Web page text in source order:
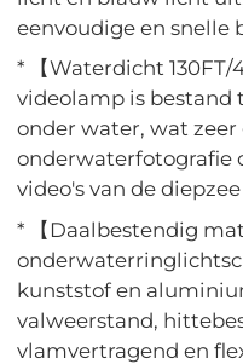
eenvoudige en snelle
* 【Waterdicht
videolamp is bestand
onder water, wat zeer
onderwaterfotografie
video's van de
* 【Daalbestendig
kunststof en
valweerstand,
vlamvertragend en